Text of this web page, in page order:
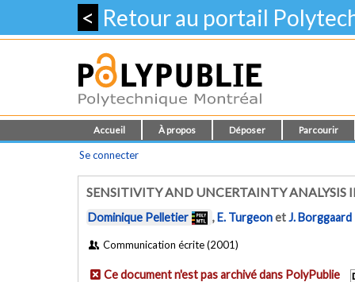
< Retour au portail
Accueil À propos Déposer Parcourir
Se connecter
SENSITIVITY AND UNCERTAINTY ANALYSIS
Dominique Pelletier ,E. TurgeonetJ. Borggaard
Communication écrite (2001)
Ce document n'est pas archivé dans PolyPublie